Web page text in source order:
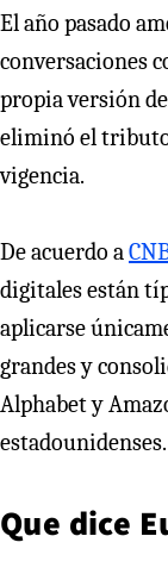
El año pasado
conversaciones
propia versión
eliminó el
vigencia.
De acuerdo a
digitales están
aplicarse
grandes y
Alphabet y
estadounidenses.
Que dice